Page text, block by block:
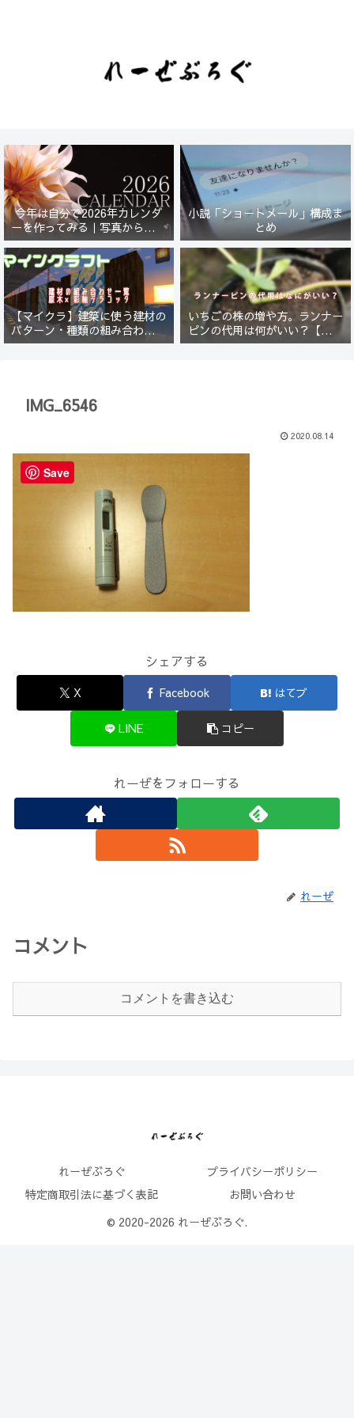
今年は自分で2026年カレンダ
ーを作ってみる｜写真から始ま
る小さなプロジェクト【一灯
花】
小説「ショートメール」構成ま
とめ
【マイクラ】建築に使う建材の
パターン・種類の組み合わせ一
覧！原木×彩釉テラコッタ編
いちごの株の増や方。ランナー
ピンの代用は何がいい？【５年
放置したイチゴは復活するの
IMG_6546
2020.08.14
シェアする
X Facebook はてブ
LINE コピー
れーぜをフォローする
れーぜ
コメント
コメントを書き込む
れーぜぶろぐ
プライバシーポリシー
特定商取引法に基づく表記
お問い合わせ
© 2020-2026 れーぜぶろぐ.
Save